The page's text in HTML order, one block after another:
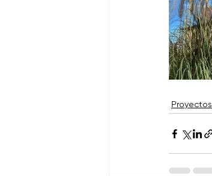
Proyectos